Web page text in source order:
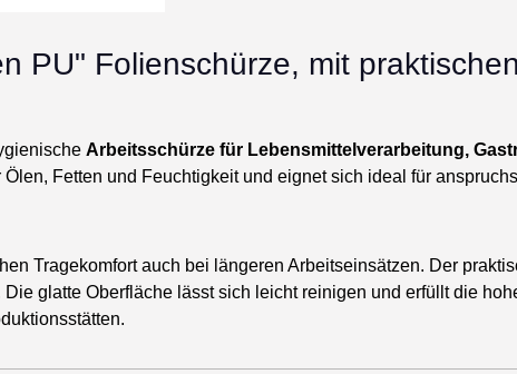
PU" Folienschürze, mit
Arbeitsschürze für Lebensmittelverarbeitung,
Fetten und Feuchtigkeit und eignet sich ideal für
Tragekomfort auch bei längeren Arbeitseinsätzen. Der
glatte Oberfläche lässt sich leicht reinigen und erfüllt die